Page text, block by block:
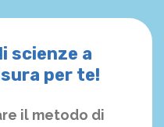
scienze a
per te!
il metodo di